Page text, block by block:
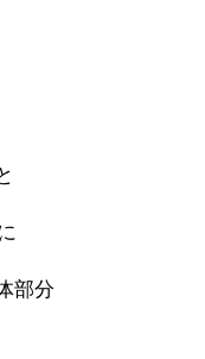
部分